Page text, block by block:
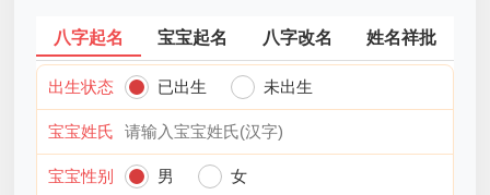
八字起名 宝宝起名 八字改名 姓名祥批
出生状态 已出生 未出生
宝宝姓氏
宝宝性别 男 女